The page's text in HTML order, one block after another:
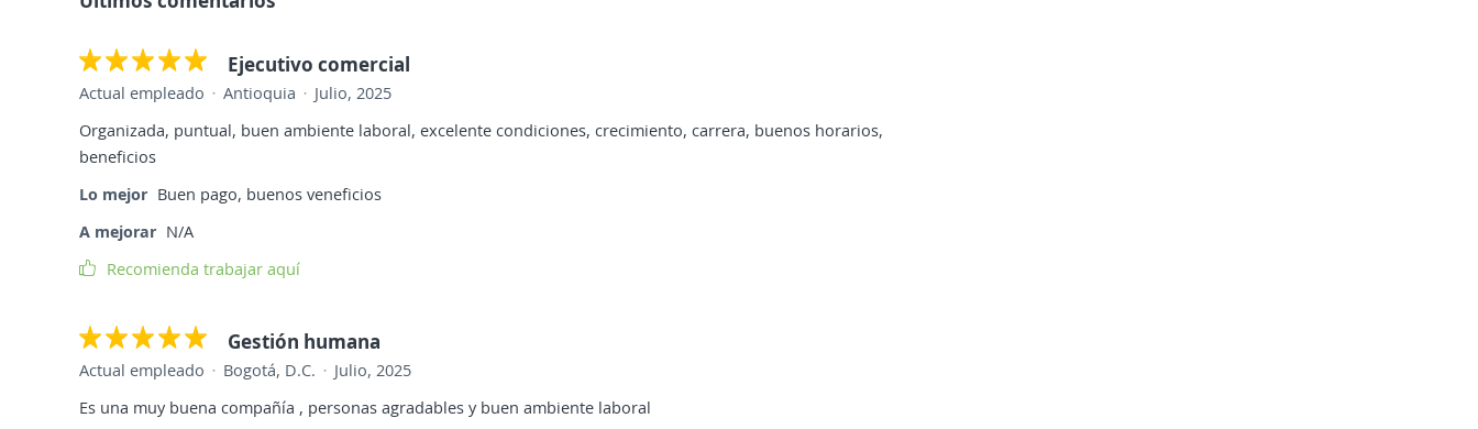
Ejecutivo comercial
Actual empleado Antioquia
Julio, 2025
Organizada, puntual, buen ambiente laboral, excelente condiciones, crecimiento, carrera, buenos horarios,
beneficios
Lo mejor Buen pago, buenos veneficios
A mejorar N/A
Recomienda trabajar aquí
Gestión humana
Actual empleado Bogotá, D.C.
Julio, 2025
Es una muy buena compañía , personas agradables y buen ambiente laboral